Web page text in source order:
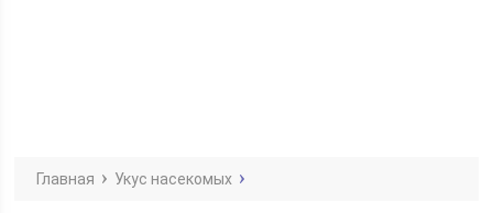
Главная Укус насекомых